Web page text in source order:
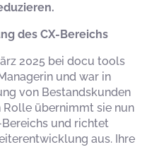
des CX-Bereichs
2025 bei docu tools
und war in
von Bestandskunden
übernimmt sie nun
und richtet
aus. Ihre